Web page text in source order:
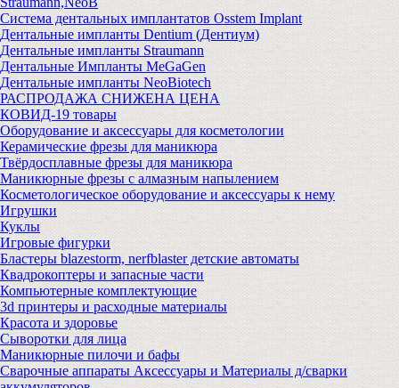
Система дентальных имплантатов Osstem Implant
Дентальные импланты Dentium (Дентиум)
Дентальные импланты Straumann
Дентальные Импланты MeGaGen
Дентальные импланты NeoBiotech
РАСПРОДАЖА СНИЖЕНА ЦЕНА
КОВИД-19 товары
Оборудование и аксессуары для косметологии
Керамические фрезы для маникюра
Твёрдосплавные фрезы для маникюра
Маникюрные фрезы с алмазным напылением
Косметологическое оборудование и аксессуары к нему
Игрушки
Куклы
Игровые фигурки
Бластеры blazestorm, nerfblaster детские автоматы
Квадрокоптеры и запасные части
Компьютерные комплектующие
3d принтеры и расходные материалы
Красота и здоровье
Сыворотки для лица
Маникюрные пилочи и бафы
Сварочные аппараты Аксессуары и Материалы д/сварки